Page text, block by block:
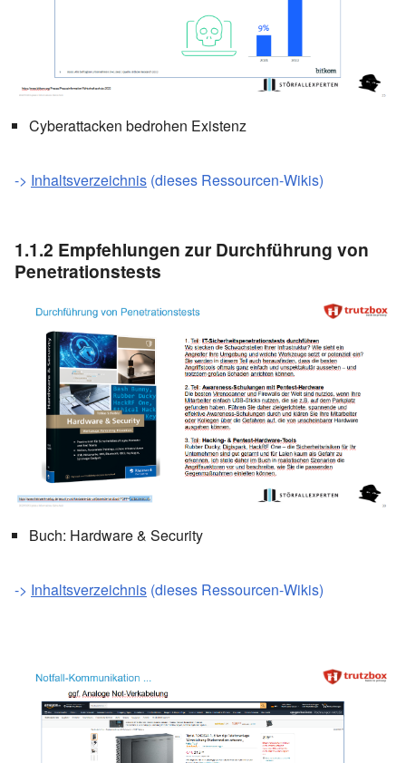
Cyberattacken bedrohen Existenz
-> Inhaltsverzeichnis (dieses Ressourcen-Wikis)
1.1.2 Empfehlungen zur Durchführung von
Penetrationstests
Buch: Hardware & Security
-> Inhaltsverzeichnis (dieses Ressourcen-Wikis)